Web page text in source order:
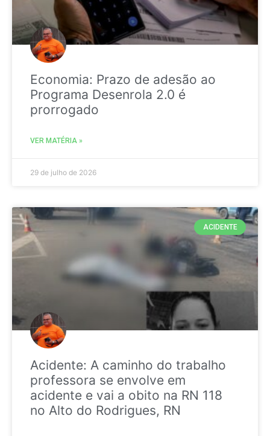
Economia: Prazo de adesão ao
Programa Desenrola 2.0 é
prorrogado
VER MATÉRIA »
29 de julho de 2026
ACIDENTE
Acidente: A caminho do trabalho
professora se envolve em
acidente e vai a obito na RN 118
no Alto do Rodrigues, RN